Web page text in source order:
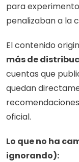
para
penalizaban a la
El contenido
más de
cuentas que
quedan
oficial.
Lo que no ha
ignorando):